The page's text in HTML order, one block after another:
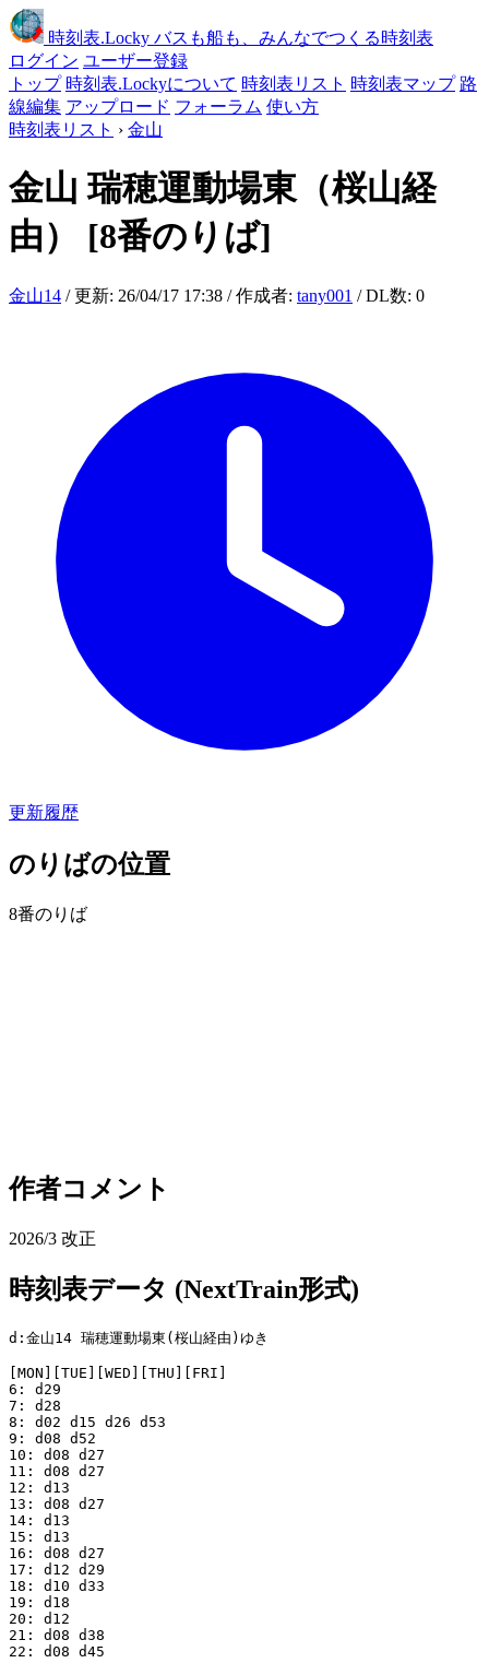
時刻表.Locky バスも船も、みんなでつくる時刻表
ログイン ユーザー登録
トップ 時刻表.Lockyについて 時刻表リスト 時刻表マップ 路
線編集 アップロード フォーラム 使い方
時刻表リスト › 金山
金山瑞穂運動場東（桜山経
由）
[8番のりば]
金山14 / 更新: 26/04/17 17:38 / 作成者: tany001 / DL数: 0
更新履歴
のりばの位置
8番のりば
作者コメント
2026/3 改正
時刻表データ (NextTrain形式)
d:金山14 瑞穂運動場東(桜山経由)ゆき
[MON][TUE][WED][THU][FRI]
6: d29
7: d28
8: d02 d15 d26 d53
9: d08 d52
10: d08 d27
11: d08 d27
12: d13
13: d08 d27
14: d13
15: d13
16: d08 d27
17: d12 d29
18: d10 d33
19: d18
20: d12
21: d08 d38
22: d08 d45